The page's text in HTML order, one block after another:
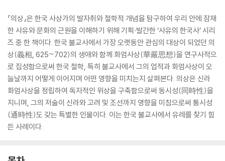
『의상』은 한국 사상가의 발자취와 철학적 개념을 탐구하여 우리 안에 잠재
한 사유와 문화의 근원을 이해하기 위해 기획·발간한 ‘사유의 한국사’ 시리
즈 중 한 책이다. 한국 불교사에서 가장 오랫동안 관심의 대상이 되었던 의
상(義相, 625~702)의 생애와 함께 화엄사상(華嚴思想)을 연구사적으
로 집성함으로써 한국 철학, 특히 불교사에서 그의 업적과 화엄사상이 오
늘날까지 어떻게 이어지며 어떤 영향을 미치는지 살펴본다. 의상은 신라
화엄사상을 정립하여 독자적인 위상을 구축함으로써 동시성(同時性)을
지니며, 그의 저술이 신라와 고려 및 조선까지 영향을 미침으로써 통시성
(通時性)도 갖는 특별한 인물이다. 이는 한국 불교사에서 유례를 찾기 힘
든 사례이다.